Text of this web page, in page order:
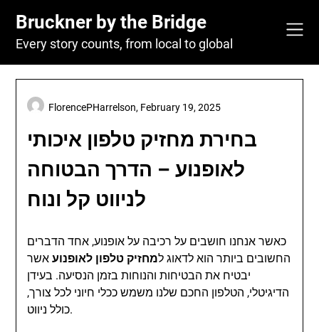
content
Bruckner by the Bridge
Every story counts, from local to global
בחירת מחזיק טלפון איכותי
לאופנוע – הדרך הבטוחה
לניווט קל ונוח
FlorencePHarrelson, February 19, 2025
כאשר אנחנו חושבים על רכיבה על אופנוע, אחד הדברים
החשובים ביותר הוא לדאוג למחזיק טלפון לאופנועאשר
יבטיח את הבטיחות והנוחות בזמן הנסיעה. בעידן
הדיגיטלי, הטלפון החכם שלנו משמש ככלי חיוני לכל צורך,
כולל ניווט.